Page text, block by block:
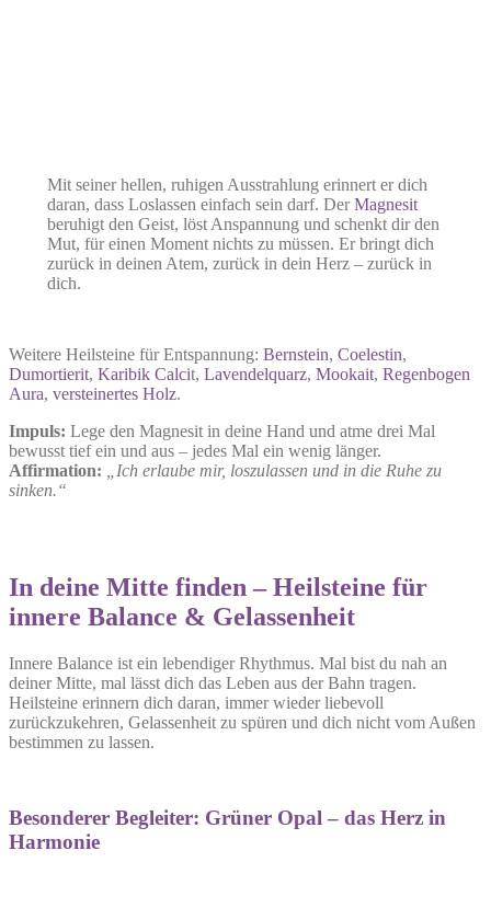
Mit seiner hellen, ruhigen Ausstrahlung erinnert er dich
daran, dass Loslassen einfach sein darf. DerMagnesit
beruhigt den Geist, löst Anspannung und schenkt dir den
Mut, für einen Moment nichts zu müssen. Er bringt dich
zurück in deinen Atem, zurück in dein Herz – zurück in
dich.
Weitere Heilsteine für Entspannung: Bernstein, Coelestin,
Dumortierit, Karibik Calcit, Lavendelquarz, Mookait, Regenbogen
Aura, versteinertes Holz.
Impuls: Lege den Magnesit in deine Hand und atme drei Mal
bewusst tief ein und aus – jedes Mal ein wenig länger.
Affirmation:
„Ich erlaube mir, loszulassen und in die Ruhe zu
sinken.“
In deine Mitte finden – Heilsteine für
innere Balance & Gelassenheit
Innere Balance ist ein lebendiger Rhythmus. Mal bist du nah an
deiner Mitte, mal lässt dich das Leben aus der Bahn tragen.
Heilsteine erinnern dich daran, immer wieder liebevoll
zurückzukehren, Gelassenheit zu spüren und dich nicht vom Außen
bestimmen zu lassen.
Besonderer Begleiter: Grüner Opal – das Herz in
Harmonie